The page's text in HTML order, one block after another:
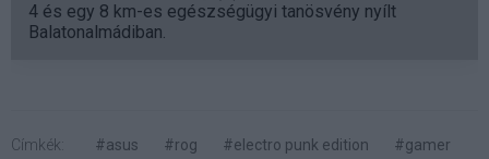
4 és egy 8 km-es egészségügyi tanösvény nyílt
Balatonalmádiban.
Címkék: #asus #rog #electro punk edition
#gamer